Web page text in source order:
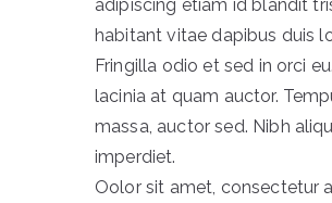
adipiscing etiam id blandit
habitant vitae dapibus duis
Fringilla odio et sed in orci
lacinia at quam auctor.
massa, auctor sed. Nibh
imperdiet.
Oolor sit amet, consectetur